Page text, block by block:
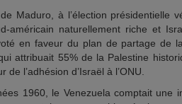
Maduro, à l’élection présidentielle
américain naturellement riche et
en faveur du plan de partage de
attribuait 55% de la Palestine
de l’adhésion d’Israël à l’ONU.
1960, le Venezuela comptait une